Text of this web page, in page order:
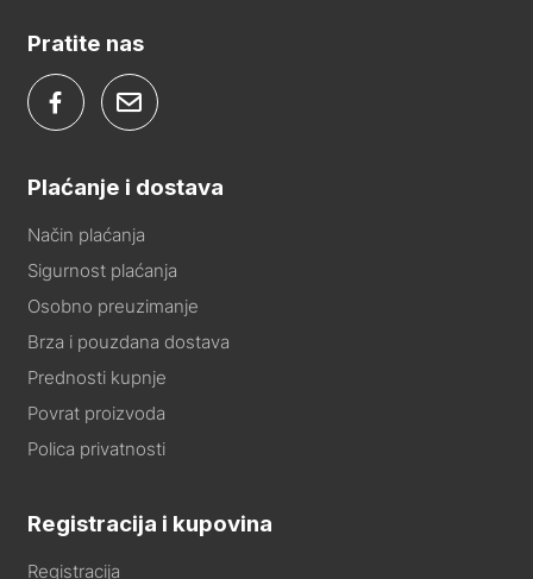
Pratite nas
Plaćanje i dostava
Način plaćanja
Sigurnost plaćanja
Osobno preuzimanje
Brza i pouzdana dostava
Prednosti kupnje
Povrat proizvoda
Polica privatnosti
Registracija i kupovina
Registracija